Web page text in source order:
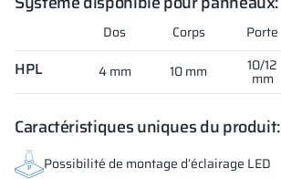
Dos Corps Porte
HPL 4 mm 10 mm 10/12
mm
Caractéristiques uniques du produit:
Possibilité de montage d’éclairage LED